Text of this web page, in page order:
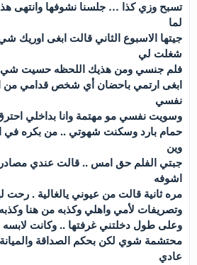
تسبح وزي كذا … جلسنا نشوفها وانتهى
لما
جيتها الاسبوع الثاني قالت ابغى اوريك
شغلت لي
فلم جنسي ومن هذيك اللحظه حسيت شي
ابغى ارتمي باحضان أي شخص قدامي من
نفسي
وسويت نفسي مو مهتمة وانا بداخلي
حمام بارد وسكنت شهوتي .. من بكره في
وين
جبتي الفلم حق امس .. قالت عندي
اشوفه
مره ثانية قالت من عيوني يالغالية . رحت
وتصريفات لأمي واهلي وكذبه من هنا
وعلى طول دخلتني غرفتها .. وكانت لابسه
محتشمة شوي لكن بحكم الصداقة والميانة
عادي